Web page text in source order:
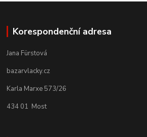
Korespondenční adresa
Jana Fürstová
bazarvlacky.cz
Karla Marxe 573/26
434 01 Most